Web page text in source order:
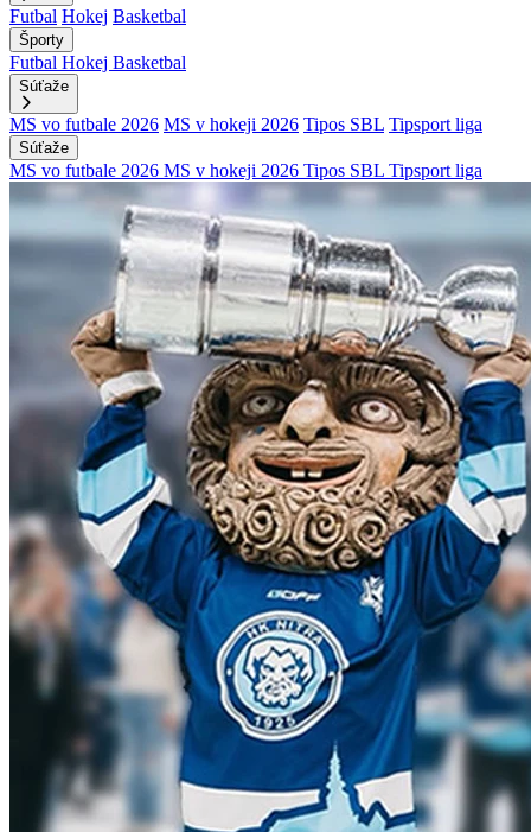
Futbal Hokej Basketbal
Športy
Futbal Hokej Basketbal
Súťaže
MS vo futbale 2026 MS v hokeji 2026 Tipos SBL Tipsport liga
Súťaže
MS vo futbale 2026 MS v hokeji 2026 Tipos SBL Tipsport liga